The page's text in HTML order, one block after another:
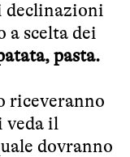
declinazioni
a scelta dei
pasta.
riceveranno
il
dovranno